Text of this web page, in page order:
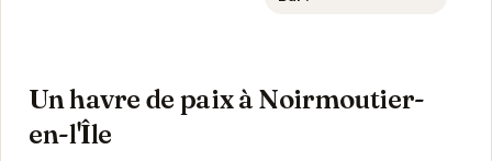
Un havre de paix à Noirmoutier-
en-l'Île